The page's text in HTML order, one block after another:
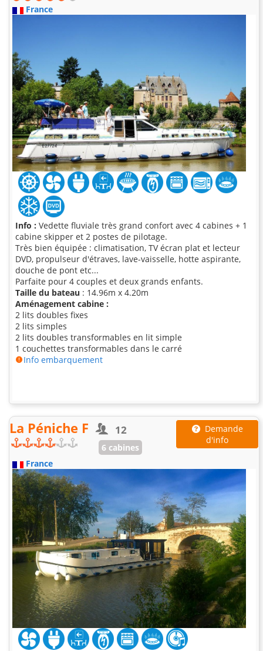
France
Info : Vedette fluviale très grand confort avec 4 cabines + 1
cabine skipper et 2 postes de pilotage.
Très bien équipée : climatisation, TV écran plat et lecteur
DVD, propulseur d'étraves, lave-vaisselle, hotte aspirante,
douche de pont etc...
Parfaite pour 4 couples et deux grands enfants.
Taille du bateau : 14.96m x 4.20m
Aménagement cabine :
2 lits doubles fixes
2 lits simples
2 lits doubles transformables en lit simple
1 couchettes transformables dans le carré
Info embarquement
La Péniche F 12
6 cabines
Demande
d'info
France